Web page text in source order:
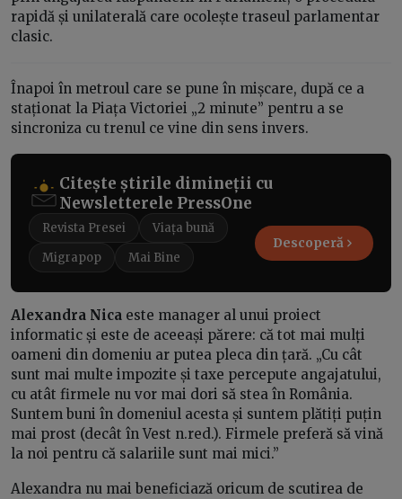
rapidă și unilaterală care ocolește traseul parlamentar
clasic.
Înapoi în metroul care se pune în mișcare, după ce a
staționat la Piața Victoriei „2 minute” pentru a se
sincroniza cu trenul ce vine din sens invers.
Citește știrile dimineții cu
Newsletterele PressOne
Revista Presei
Viața bună
Migrapop
Mai Bine
Descoperă
Alexandra Nica este manager al unui proiect
informatic și este de aceeași părere: că tot mai mulți
oameni din domeniu ar putea pleca din țară. „Cu cât
sunt mai multe impozite și taxe percepute angajatului,
cu atât firmele nu vor mai dori să stea în România.
Suntem buni în domeniul acesta și suntem plătiți puțin
mai prost (decât în Vest n.red.). Firmele preferă să vină
la noi pentru că salariile sunt mai mici.”
Alexandra nu mai beneficiază oricum de scutirea de